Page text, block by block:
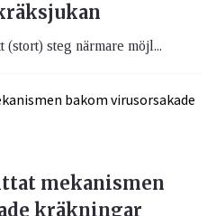
(stort) steg närmare möjl...
mekanismen
kräkningar